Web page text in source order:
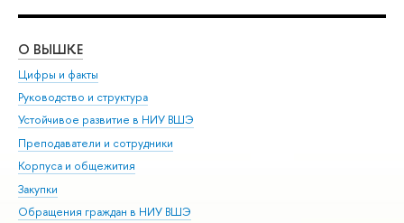
О ВЫШКЕ
Цифры и факты
Руководство и структура
Устойчивое развитие в НИУ ВШЭ
Преподаватели и сотрудники
Корпуса и общежития
Закупки
Обращения граждан в НИУ ВШЭ